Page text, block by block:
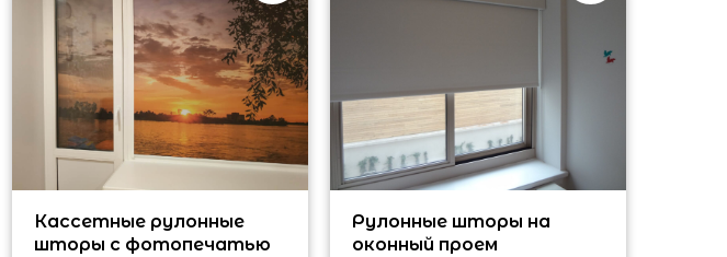
Кассетные рулонные
шторы с фотопечатью
Рулонные шторы на
оконный проем